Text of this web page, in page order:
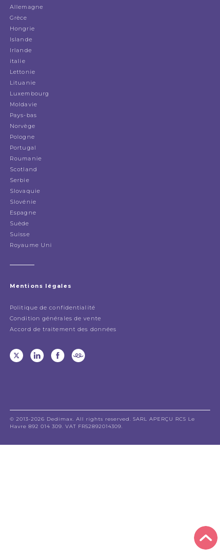
Allemagne
Grèce
Hongrie
Islande
Irlande
italie
Lettonie
Lituanie
Luxembourg
Moldavie
Pays-bas
Norvège
Pologne
Portugal
Roumanie
Scotland
Serbie
Slovaquie
Slovénie
Espagne
Suède
Suisse
Royaume Uni
Mentions légales
Politique de confidentialité
Condition générales de vente
Accord de traitement des données
© 2013-2026 Dedimax. All rights reserved. SARL APERÇU RCS Le
Havre 892 014 309. VAT FR52892014309.